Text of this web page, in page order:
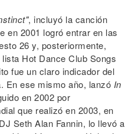
, incluyó la canción
en 2001 logró entrar en las
26 y, posteriormente,
Hot Dance Club Songs
fue un claro indicador del
En ese mismo año, lanzó In
en 2002 por
que realizó en 2003, en
Seth Alan Fannin, lo llevó a